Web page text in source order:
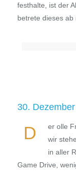
festhalte, ist der
betrete dieses ab
30.
D
er olle
wir
in aller
Game Drive,